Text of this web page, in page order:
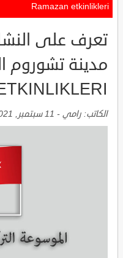
Ramazan etkinlikleri
تعرف على
الكاتب: رامي - 11 سبتمبر, 2021